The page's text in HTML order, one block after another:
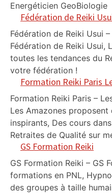
Energéticien GeoBiologie
Fédération de Reiki
Fédération de Reiki Usui
Fédération de Reiki Usui,
toutes les tendances du
votre fédération !
Formation Reiki Paris
Formation Reiki Paris –
Les Amazones
inspirants, Des cours
Retraites de Qualité sur
GS Formation Reiki
GS Formation Reiki – GS
formations en PNL,
des groupes à taille